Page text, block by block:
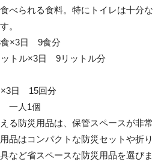
べられる食料。特にトイレは十分な
。
食×3日 9食分
トル×3日 9リットル分
×3日 15回分
一人1個
る防災用品は、保管スペースが非常
品はコンパクトな防災セットや折り
など省スペースな防災用品を選びま